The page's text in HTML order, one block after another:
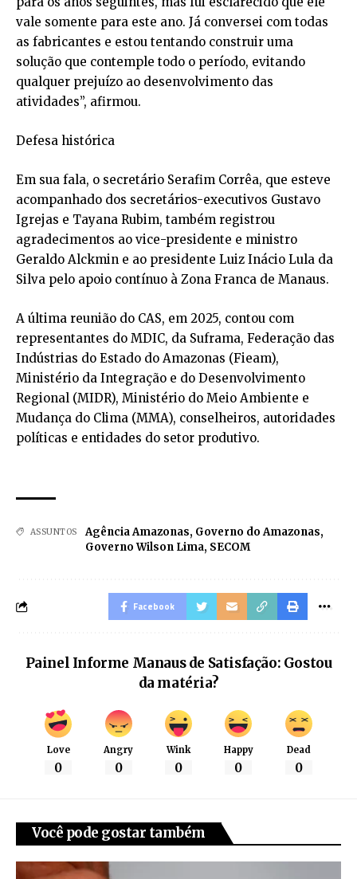
vale somente para este ano. Já conversei com todas
as fabricantes e estou tentando construir uma
solução que contemple todo o período, evitando
qualquer prejuízo ao desenvolvimento das
atividades”, afirmou.
Defesa histórica
Em sua fala, o secretário Serafim Corrêa, que esteve
acompanhado dos secretários-executivos Gustavo
Igrejas e Tayana Rubim, também registrou
agradecimentos ao vice-presidente e ministro
Geraldo Alckmin e ao presidente Luiz Inácio Lula da
Silva pelo apoio contínuo à Zona Franca de Manaus.
A última reunião do CAS, em 2025, contou com
representantes do MDIC, da Suframa, Federação das
Indústrias do Estado do Amazonas (Fieam),
Ministério da Integração e do Desenvolvimento
Regional (MIDR), Ministério do Meio Ambiente e
Mudança do Clima (MMA), conselheiros, autoridades
políticas e entidades do setor produtivo.
ASSUNTOS Agência Amazonas, Governo do Amazonas,
Governo Wilson Lima, SECOM
Facebook
Painel Informe Manaus de Satisfação: Gostou
da matéria?
Love
0
Angry
0
Wink
0
Happy
0
Dead
0
Você pode gostar também